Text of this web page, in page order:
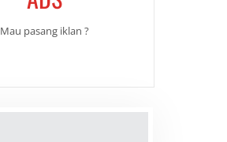
Mau pasang iklan ?